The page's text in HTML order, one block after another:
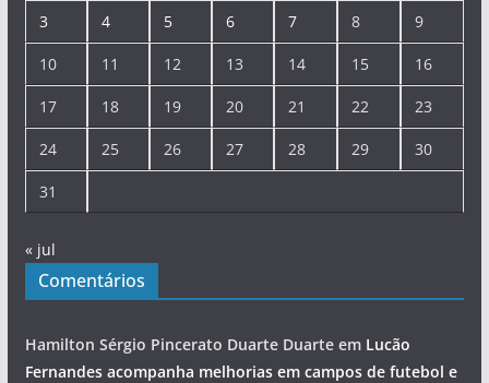
3 4 5 6 7 8 9
10 11 12 13 14 15 16
17 18 19 20 21 22 23
24 25 26 27 28 29 30
31
« jul
Comentários
Hamilton Sérgio Pincerato Duarte Duarteem Lucão
Fernandes acompanha melhorias em campos de futebol e